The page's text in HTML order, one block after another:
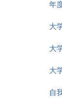
年
大
大
大
自